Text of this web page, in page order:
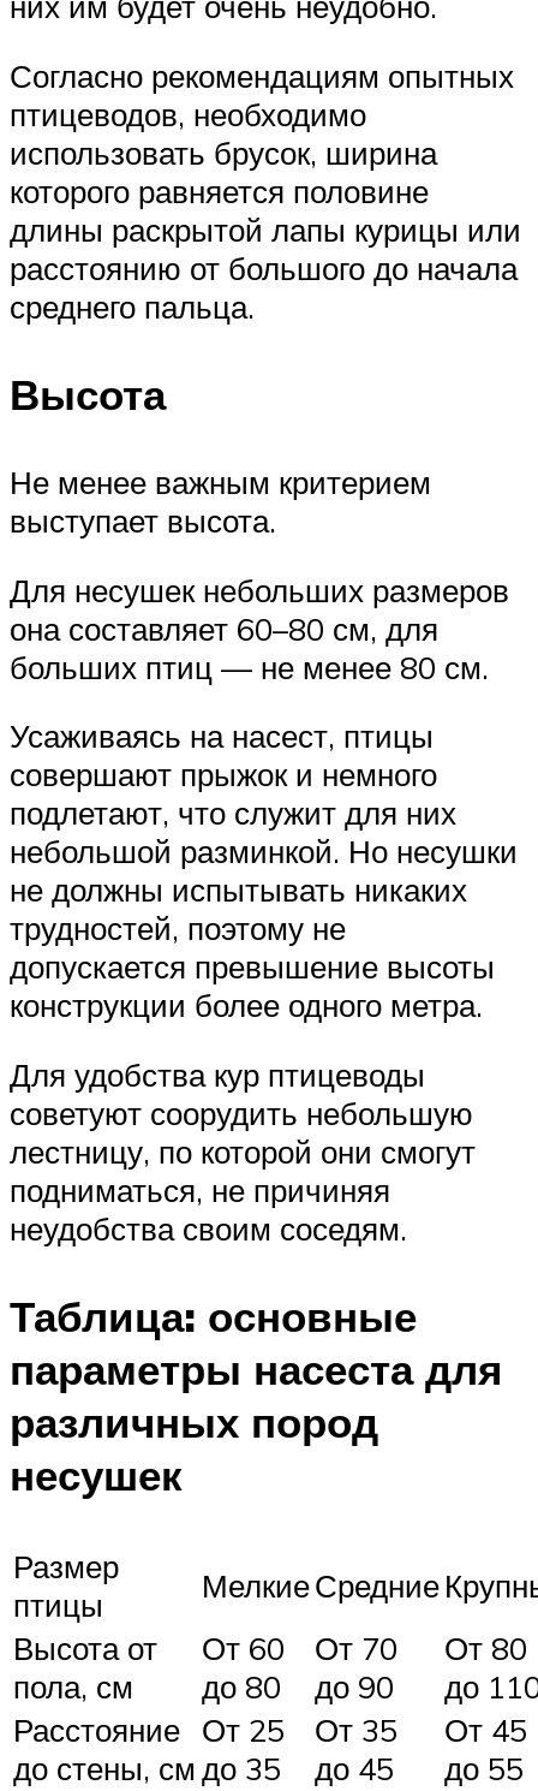
Согласно рекомендациям опытных
птицеводов, необходимо
использовать брусок, ширина
которого равняется половине
длины раскрытой лапы курицы или
расстоянию от большого до начала
среднего пальца.
Высота
Не менее важным критерием
выступает высота.
Для несушек небольших размеров
она составляет 60–80 см, для
больших птиц — не менее 80 см.
Усаживаясь на насест, птицы
совершают прыжок и немного
подлетают, что служит для них
небольшой разминкой. Но несушки
не должны испытывать никаких
трудностей, поэтому не
допускается превышение высоты
конструкции более одного метра.
Для удобства кур птицеводы
советуют соорудить небольшую
лестницу, по которой они смогут
подниматься, не причиняя
неудобства своим соседям.
Таблица: основные
параметры насеста для
различных пород
несушек
Размер
птицы
МелкиеСредние
Высота от
пола, см
От 60
до 80
От 70
до 90
От 80
до
Расстояние
до стены, см
От 25
до 35
От 35
до 45
От 45
до 55